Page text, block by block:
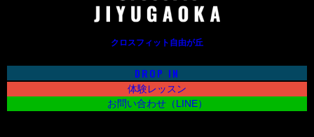
クロスフィット自由が丘
DROP IN
体験レッスン
お問い合わせ（LINE）